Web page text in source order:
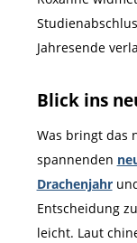
Jahresende
Blick ins
Was bringt das
spannenden
Drachenjahr
Entscheidung
leicht. Laut